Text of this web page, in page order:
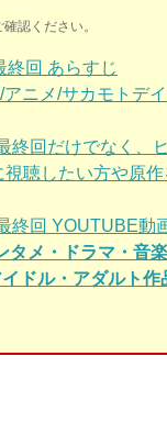
認ください。
終回 あらすじ
ニメ/サカモトデ
終回 だけでなく、
聴したい方や原
終回 YOUTUBE動
メ・ドラマ・音
ドル・アダルト作